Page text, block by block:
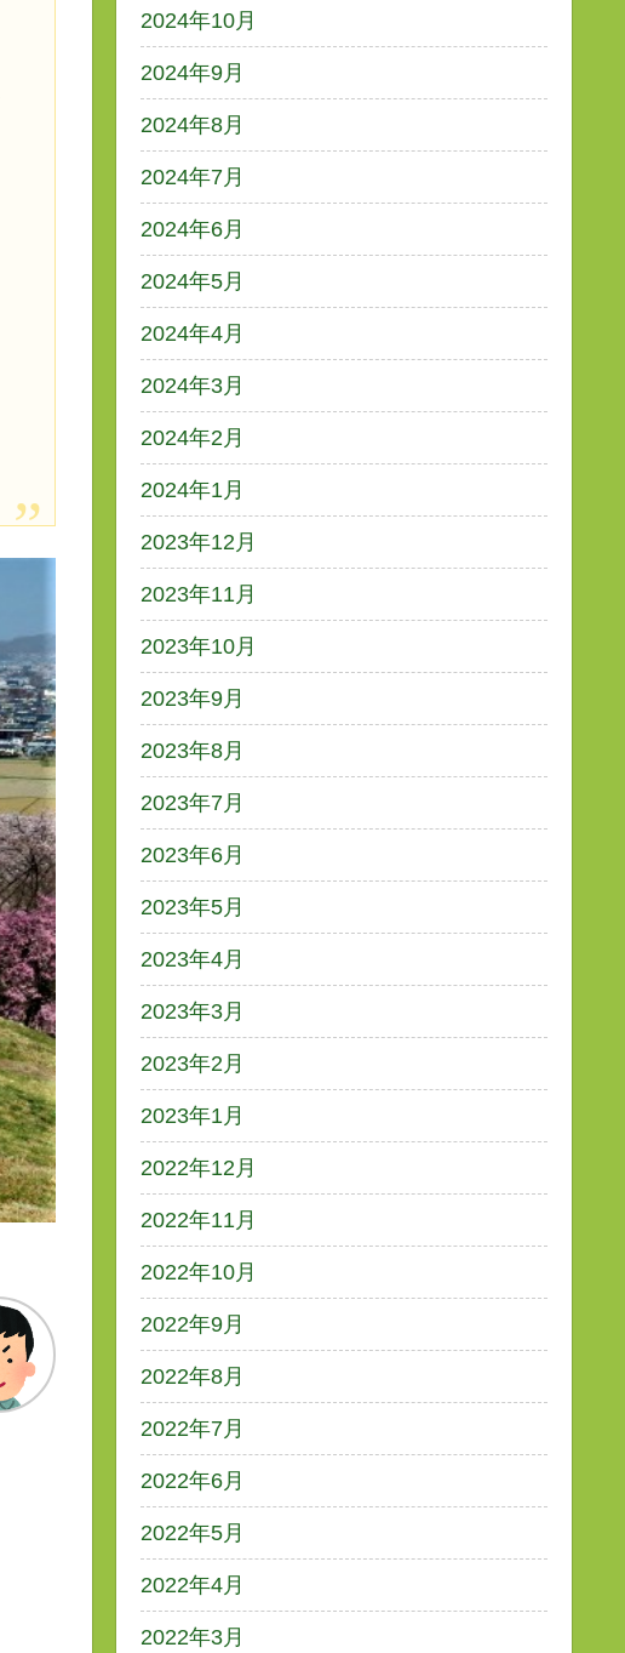
2024年10月
2024年9月
2024年8月
2024年7月
2024年6月
2024年5月
2024年4月
2024年3月
2024年2月
2024年1月
2023年12月
2023年11月
2023年10月
2023年9月
2023年8月
2023年7月
2023年6月
2023年5月
2023年4月
2023年3月
2023年2月
2023年1月
2022年12月
2022年11月
2022年10月
2022年9月
2022年8月
2022年7月
2022年6月
2022年5月
2022年4月
2022年3月